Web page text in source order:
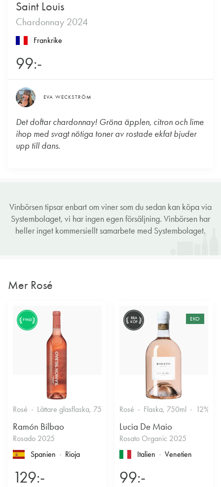
Saint Louis
Chardonnay 2024
Frankrike
99:-
EVA WECKSTRÖM
Det doftar chardonnay! Gröna äpplen, citron och lime
ihop med svagt nötiga toner av rostade ekfat bjuder
upp till dans.
Vinbörsen tipsar enbart om viner som du sedan kan köpa via
Systembolaget, vi har ingen egen försäljning. Vinbörsen har
heller inget kommersiellt samarbete med Systembolaget.
Mer Rosé
FYND
Rosé Lättare glasflaska, 750ml 12.5% Fruktigt & Smakrikt
Ramón Bilbao
Rosado 2025
Spanien
Rioja
129:-
BRA
KÖP
EKO
Rosé Flaska, 750ml 12%
Lucia De Maio
Rosato Organic 2025
Italien
Venetien
99:-